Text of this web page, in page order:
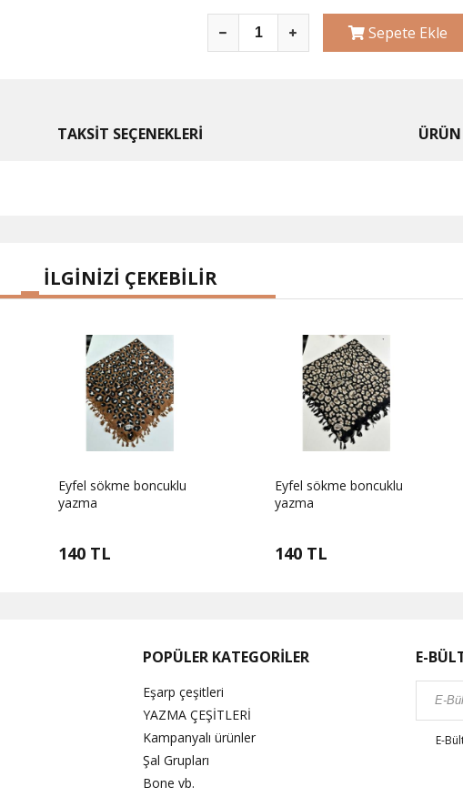
Sepete Ekle
TAKSİT SEÇENEKLERİ
İLGİNİZİ ÇEKEBİLİR
Eyfel sökme boncuklu
yazma
140 TL
Eyfel sökme boncuklu
yazma
140 TL
POPÜLER KATEGORİLER
Eşarp çeşitleri
YAZMA ÇEŞİTLERİ
Kampanyalı ürünler
Şal Grupları
Bone vb.
E-
E-